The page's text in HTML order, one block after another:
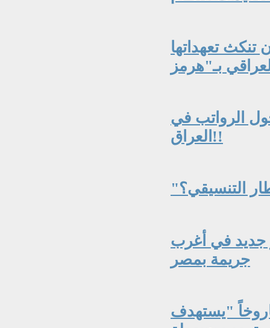
تنكث تعهداتها
الرواتب في
العراق!!
التنسيقي؟
جديد في أغرب
جريمة بمصر
"يستهدف